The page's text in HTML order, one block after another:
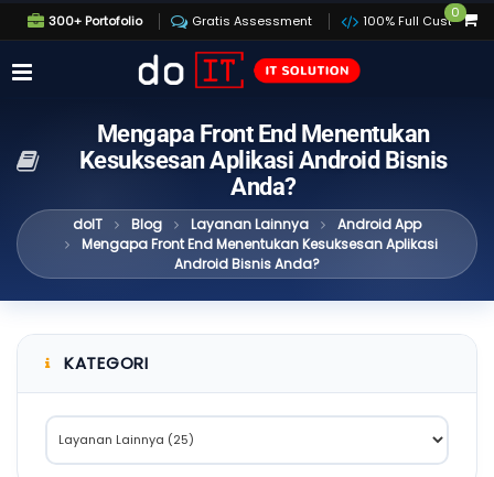
300+ Portofolio Gratis Assessment 100% Full Custom
0
Mengapa Front End Menentukan
Kesuksesan Aplikasi Android Bisnis
Anda?
doIT Blog Layanan Lainnya
Android App
Mengapa Front End Menentukan Kesuksesan Aplikasi
Android Bisnis Anda?
KATEGORI